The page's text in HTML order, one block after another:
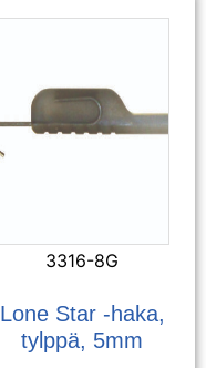
3316-8G
Lone Star -haka,
tylppä, 5mm